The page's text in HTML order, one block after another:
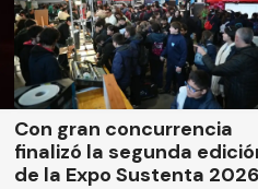
Con gran concurrencia
finalizó la segunda
de la Expo Sustenta 2026